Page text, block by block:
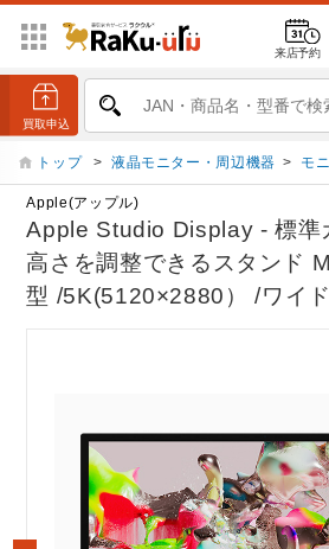
来店予約
トップ > 液晶モニター・周辺機器 > モ
Apple(アップル)
Apple Studio Display - 標準
高さを調整できるスタンド
型 /5K(5120×2880） /ワイド